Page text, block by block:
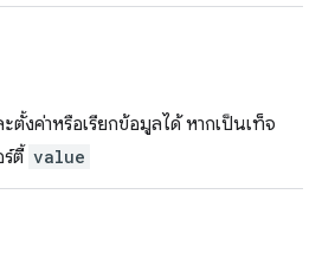
ตั้งค่าหรือเรียกข้อมูลได้ หากเป็นเท็จ
ร์ตี้ value